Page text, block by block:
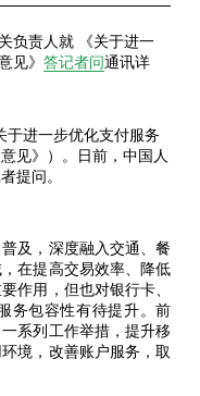
负责人就 《关于进一
见》 答记者问通讯详
进一步优化支付服务
见》）。日前，中国人
提问。
及，深度融入交通、餐
在提高交易效率、降低
作用，但也对银行卡、
务包容性有待提升。前
系列工作举措，提升移
境，改善账户服务，取